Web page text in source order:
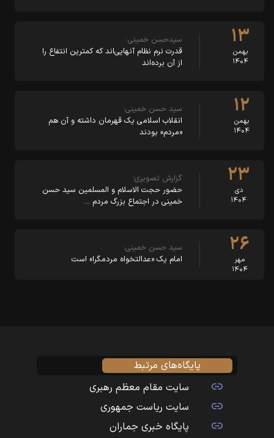
۱۳
بهمن
۱۴۰۴
سیدحسن خمینی:
قدرت نرم نظام آنهایی‌اند که کمترین انتفاع را
از آن برده‌اند
۱۲
بهمن
۱۴۰۴
سید حسن خمینی:
انقلاب اسلامی یک قهرمان داشته و آن هم
«مردم» بودند
۲۳
دی
۱۴۰۴
گزارش تصویری؛
حضور حجت الاسلام و المسلمین سید حسن
خمینی در اجتماع بزرگ مردم …
۲۶
مهر
۱۴۰۴
سید حسن خمینی:
امام یک «عدالتخواه مردمگرا» است
پایگاه‌های مرتبط
سایت مقام معظم رهبری
سایت ریاست جمهوری
پایگاه خبری جماران